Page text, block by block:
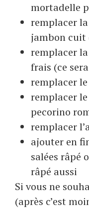
mortadelle
remplacer
jambon cuit
remplacer
frais (ce
remplacer
remplacer
pecorino
remplacer
ajouter en
salées râpé
râpé aussi
Si vous ne
(après c’est